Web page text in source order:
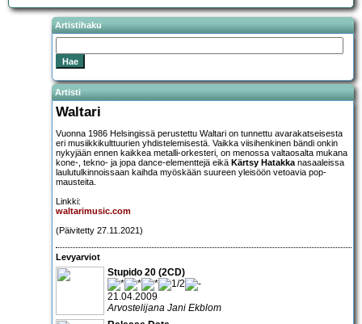
Artistihaku
Artisti
Waltari
Vuonna 1986 Helsingissä perustettu Waltari on tunnettu avarakatseisesta
eri musiikkikulttuurien yhdistelemisestä. Vaikka viisihenkinen bändi onkin
nykyjään ennen kaikkea metalli-orkesteri, on menossa valtaosalta mukana
kone-, tekno- ja jopa dance-elementtejä eikä Kärtsy Hatakka nasaaleissa
laulutulkinnoissaan kaihda myöskään suureen yleisöön vetoavia pop-
mausteita.
Linkki:
waltarimusic.com
(Päivitetty 27.11.2021)
Levyarviot
Stupido 20 (2CD)
21.04.2009
Arvostelijana Jani Ekblom